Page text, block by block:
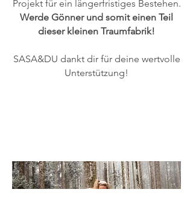
Projekt für ein längerfristiges Bestehen.
Werde Gönner und somit einen Teil
dieser kleinen Traumfabrik!
SASA&DU dankt dir für deine wertvolle
Unterstützung!